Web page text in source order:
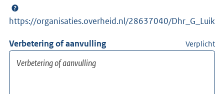
https://organisaties.overheid.nl/28637040/Dhr_G_Luik
Verbetering of aanvulling Verplicht